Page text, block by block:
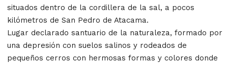
situados dentro de la cordillera de la sal, a pocos
kilómetros de San Pedro de Atacama.
Lugar declarado santuario de la naturaleza, formado por
una depresión con suelos salinos y rodeados de
pequeños cerros con hermosas formas y colores donde